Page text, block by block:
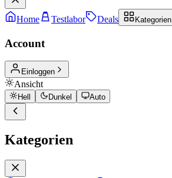
Home Testlabor Deals Kategorien
Account
Einloggen
Ansicht
Hell Dunkel Auto
Kategorien